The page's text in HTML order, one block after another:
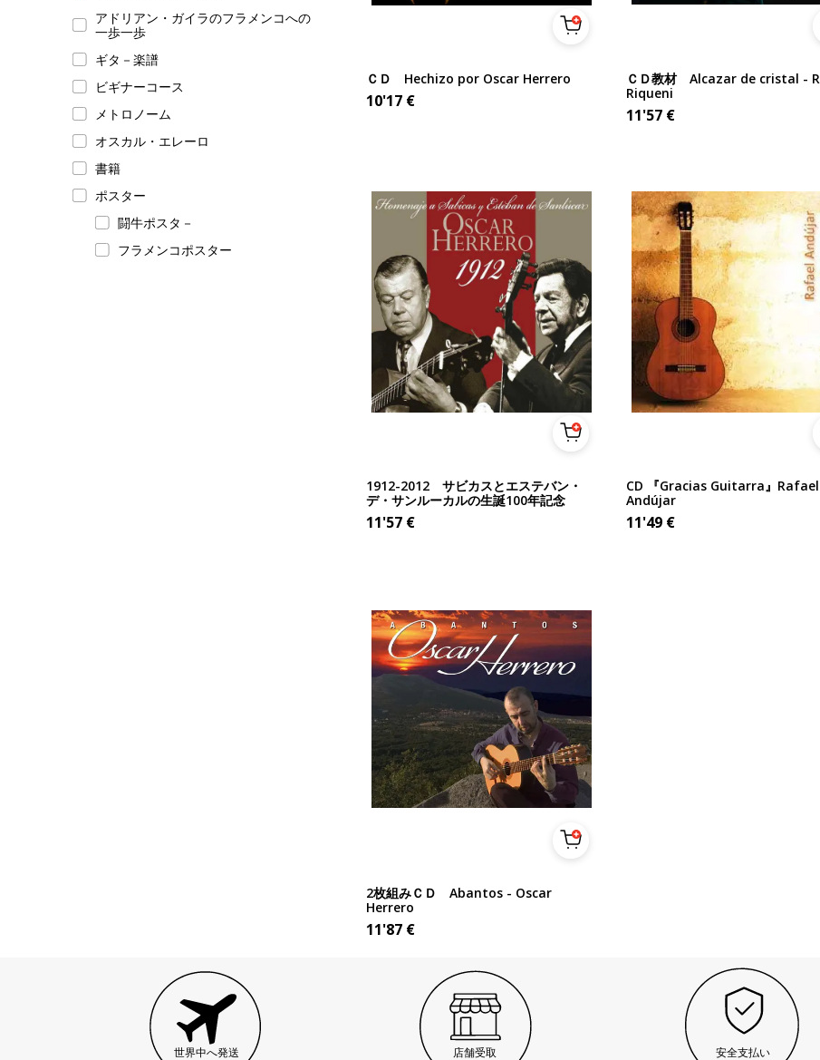
アドリアン・ガイラのフラメンコへの
一歩一歩
ギタ－楽譜
ビギナーコース
メトロノーム
オスカル・エレーロ
書籍
ポスター
闘牛ポスタ－
フラメンコポスター
ＣＤ Hechizo por Oscar Herrero
10'17€
ＣＤ教材 Alcazar de cristal -
Riqueni
11'57€
1912-2012 サビカスとエステバン・
デ・サンルーカルの生誕100年記念
11'57€
CD 『Gracias Guitarra』Rafael
Andújar
11'49€
2枚組みＣＤ Abantos - Oscar
Herrero
11'87€
世界中へ発送 店舗受取 安全支払い